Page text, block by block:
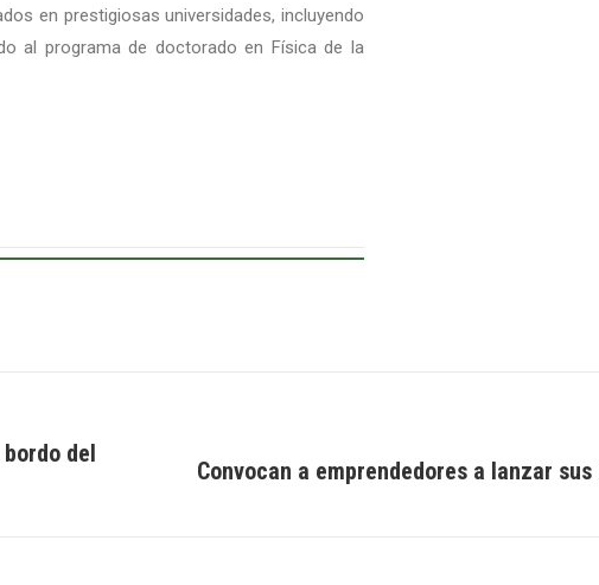
en prestigiosas universidades, incluyendo
al programa de doctorado en Física de la
del
NextConvocan a emprendedores a lanzar